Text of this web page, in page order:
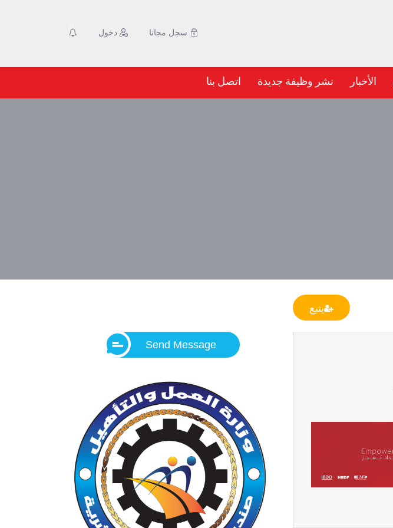
دخول سجل مجانا
الأخبار نشر وظيفة جديدة اتصل بنا
يتبع
Send Message